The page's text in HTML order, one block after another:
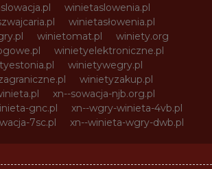
winietaslowenia.pl
winietasłowenia.pl
winietomat.pl
winiety.org
winietyelektroniczne.pl
winietywegry.pl
winietyzakup.pl
xn--sowacja-njb.org.pl
gnc.pl
xn--wgry-winieta-4vb.pl
7sc.pl
xn--winieta-wgry-dwb.pl